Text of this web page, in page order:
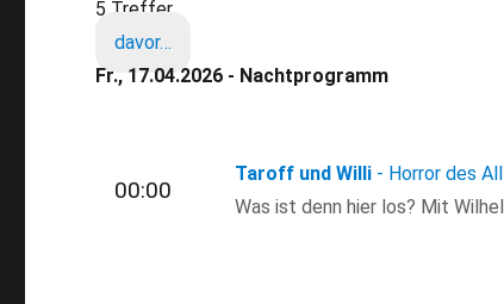
5 Treffer
davor…
Fr., 17.04.2026 - Nachtprogramm
00:00
Taroff und Willi - Horror des
Was ist denn hier los? Mit